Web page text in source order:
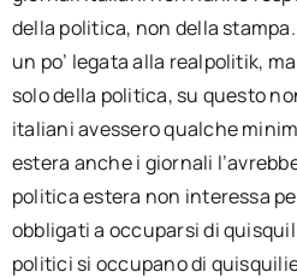
della politica, non della
un po’ legata alla realpolitik,
solo della politica, su questo
italiani avessero qualche
estera anche i giornali
politica estera non interessa
obbligati a occuparsi di
politici si occupano di